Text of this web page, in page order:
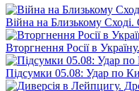
Війна на Близькому
Вторгнення Росії в
Підсумки 05.08: Удар по